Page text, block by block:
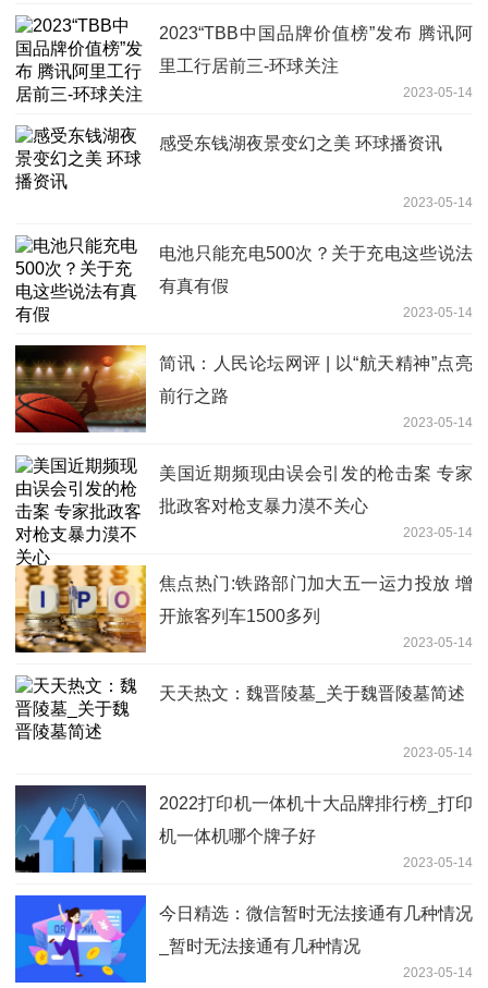
2023“TBB中国品牌价值榜”发布 腾讯阿
里工行居前三-环球关注
2023-05-14
感受东钱湖夜景变幻之美 环球播资讯
2023-05-14
电池只能充电500次？关于充电这些说法
有真有假
2023-05-14
简讯：人民论坛网评 | 以“航天精神”点亮
前行之路
2023-05-14
美国近期频现由误会引发的枪击案 专家
批政客对枪支暴力漠不关心
2023-05-14
焦点热门:铁路部门加大五一运力投放 增
开旅客列车1500多列
2023-05-14
天天热文：魏晋陵墓_关于魏晋陵墓简述
2023-05-14
2022打印机一体机十大品牌排行榜_打印
机一体机哪个牌子好
2023-05-14
今日精选：微信暂时无法接通有几种情况
_暂时无法接通有几种情况
2023-05-14